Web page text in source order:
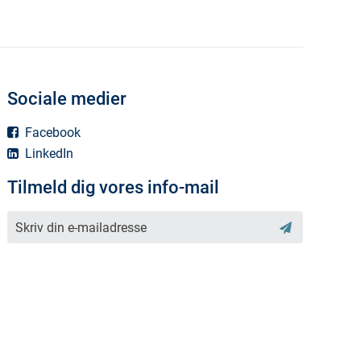
Sociale medier
Facebook
LinkedIn
Tilmeld dig vores info-mail